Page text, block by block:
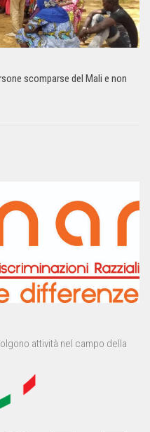
scomparse del Mali e non
attività nel campo della